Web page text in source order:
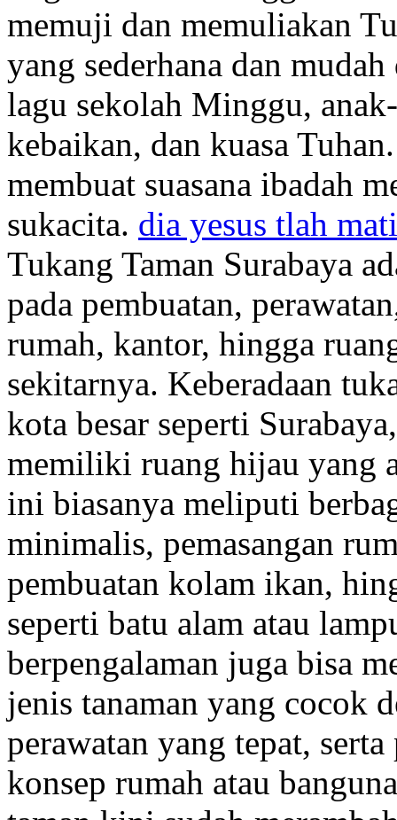
memuji dan memuliakan
yang sederhana dan
lagu sekolah Minggu,
kebaikan, dan kuasa
membuat suasana ibadah
sukacita. dia yesus tlah
Tukang Taman Surabaya
pada pembuatan,
rumah, kantor, hingga
sekitarnya. Keberadaan
kota besar seperti
memiliki ruang hijau yang
ini biasanya meliputi
minimalis, pemasangan
pembuatan kolam ikan,
seperti batu alam atau
berpengalaman juga bisa
jenis tanaman yang cocok
perawatan yang tepat,
konsep rumah atau